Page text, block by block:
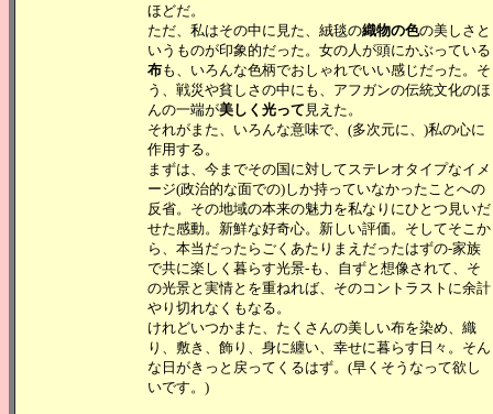
ほどだ。
ただ、私はその中に見た、絨毯の織物の色の美しさと
いうものが印象的だった。女の人が頭にかぶっている
布も、いろんな色柄でおしゃれでいい感じだった。そ
う、戦災や貧しさの中にも、アフガンの伝統文化のほ
んの一端が美しく光って 見えた。
それがまた、いろんな意味で、(多次元に、)私の心に
作用する。
まずは、今までその国に対してステレオタイプなイメ
ージ(政治的な面での)しか持っていなかったことへの
反省。その地域の本来の魅力を私なりにひとつ見いだ
せた感動。新鮮な好奇心。新しい評価。そしてそこか
ら、本当だったらごくあたりまえだったはずの-家族
で共に楽しく暮らす光景-も、自ずと想像されて、そ
の光景と実情とを重ねれば、そのコントラストに余計
やり切れなくもなる。
けれどいつかまた、たくさんの美しい布を染め、織
り、敷き、飾り、身に纏い、幸せに暮らす日々。そん
な日がきっと戻ってくるはず。(早くそうなって欲し
いです。)